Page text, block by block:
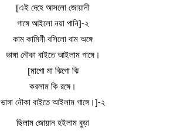
[এই দেহে আসলো জোয়ানী
গাঙ্গে আইলো নয়া পানি]-২
কাম কামিনী বসিলো বাম অঙ্গে
ভাঙ্গা নৌকা বাইতে আইলাম গাঙ্গে।
[মাগো মা ঝিগো ঝি
করলাম কি রঙ্গে।
ভাঙ্গা নৌকা বাইতে আইলাম গাঙ্গে।]-২
ছিলাম জোয়ান হইলাম বুড়া